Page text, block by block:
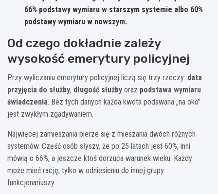
66% podstawy wymiaru w starszym systemie albo 60%
podstawy wymiaru w nowszym.
Od czego dokładnie zależy
wysokość emerytury policyjnej
Przy wyliczaniu emerytury policyjnej liczą się trzy rzeczy: data
przyjęcia do służby, długość służby oraz podstawa wymiaru
świadczenia. Bez tych danych każda kwota podawana „na oko”
jest zwykłym zgadywaniem.
Najwięcej zamieszania bierze się z mieszania dwóch różnych
systemów. Część osób słyszy, że po 25 latach jest 60%, inni
mówią o 66%, a jeszcze ktoś dorzuca warunek wieku. Każdy
może mieć rację, tylko w odniesieniu do innej grupy
funkcjonariuszy.